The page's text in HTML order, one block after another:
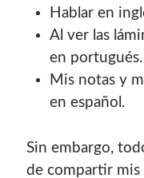
Donate
If you like this
give a small
creating content for
Si te gusta este sitio
pequeña donación.
Hablar en
Al ver las
en portugués.
Mis notas y
en español.
Sin embargo,
de compartir